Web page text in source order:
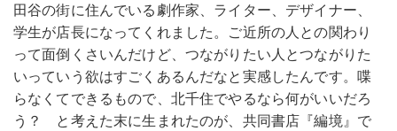
田谷の街に住んでいる劇作家、ライター、デザイナー、
学生が店長になってくれました。ご近所の人との関わり
って面倒くさいんだけど、つながりたい人とつながりた
いっていう欲はすごくあるんだなと実感したんです。喋
らなくてできるもので、北千住でやるなら何がいいだろ
う？ と考えた末に生まれたのが、共同書店『編境』で